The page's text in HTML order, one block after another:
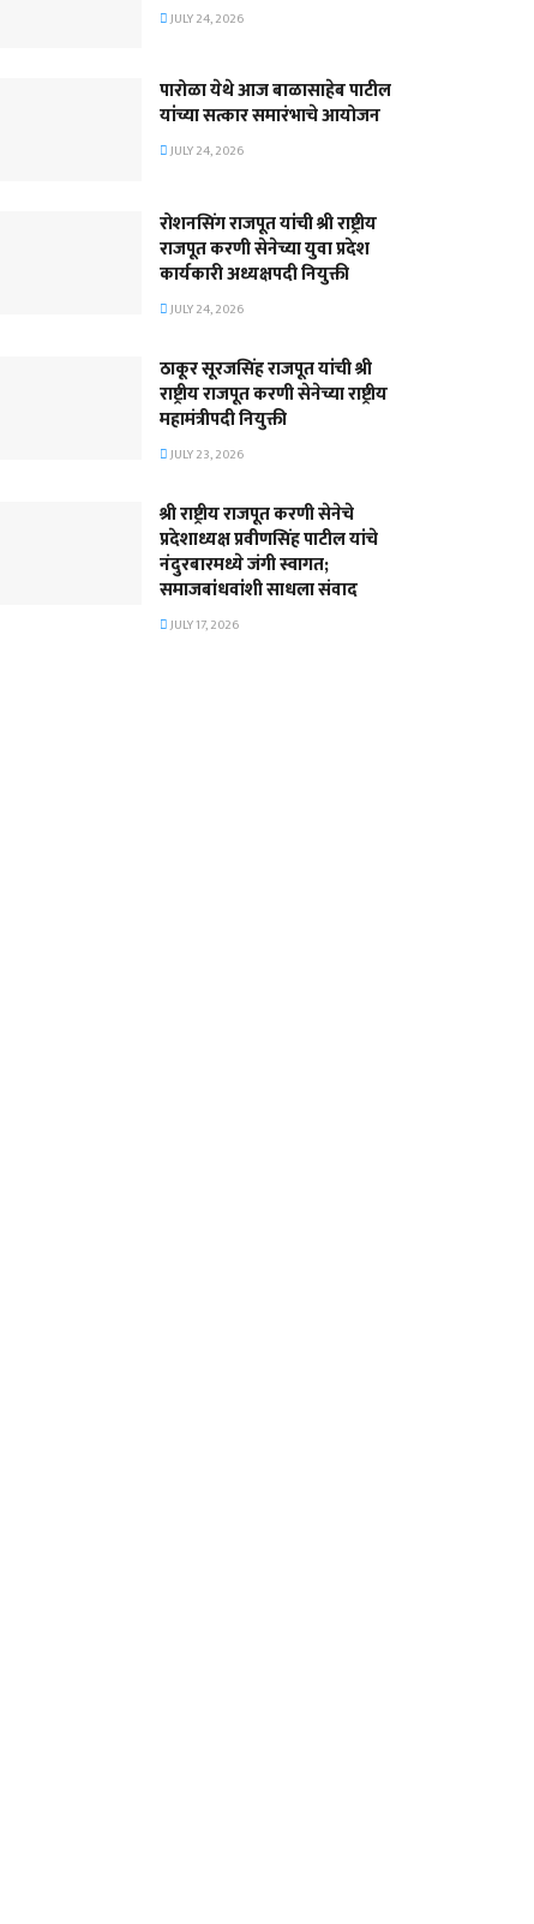
JULY 24, 2026
पारोळा येथे आज बाळासाहेब पाटील
यांच्या सत्कार समारंभाचे आयोजन
JULY 24, 2026
रोशनसिंग राजपूत यांची श्री राष्ट्रीय
राजपूत करणी सेनेच्या युवा प्रदेश
कार्यकारी अध्यक्षपदी नियुक्ती
JULY 24, 2026
ठाकूर सूरजसिंह राजपूत यांची श्री
राष्ट्रीय राजपूत करणी सेनेच्या राष्ट्रीय
महामंत्रीपदी नियुक्ती
JULY 23, 2026
श्री राष्ट्रीय राजपूत करणी सेनेचे
प्रदेशाध्यक्ष प्रवीणसिंह पाटील यांचे
नंदुरबारमध्ये जंगी स्वागत;
समाजबांधवांशी साधला संवाद
JULY 17, 2026